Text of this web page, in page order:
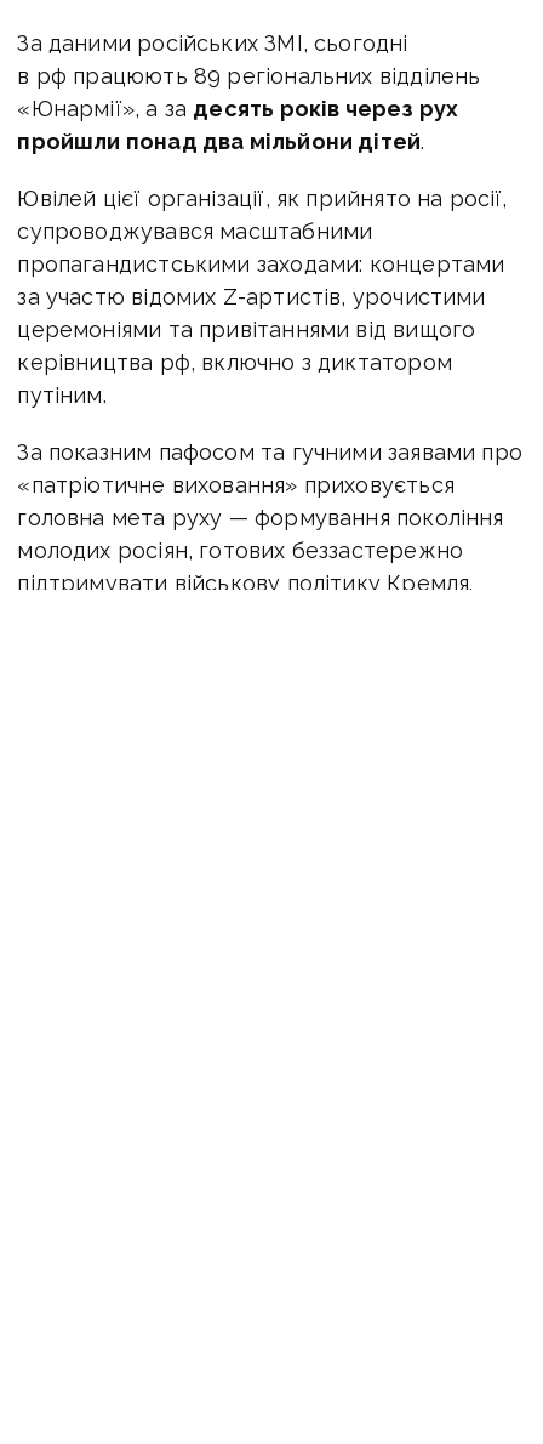
За даними російських ЗМІ, сьогодні
в рф працюють 89 регіональних відділень
«Юнармії», а за десять років через рух
пройшли понад два мільйони дітей.
Ювілей цієї організації, як прийнято на росії,
супроводжувався масштабними
пропагандистськими заходами: концертами
за участю відомих Z-артистів, урочистими
церемоніями та привітаннями від вищого
керівництва рф, включно з диктатором
путіним.
За показним пафосом та гучними заявами про
«патріотичне виховання» приховується
головна мета руху — формування покоління
молодих росіян, готових беззастережно
підтримувати військову політику Кремля.